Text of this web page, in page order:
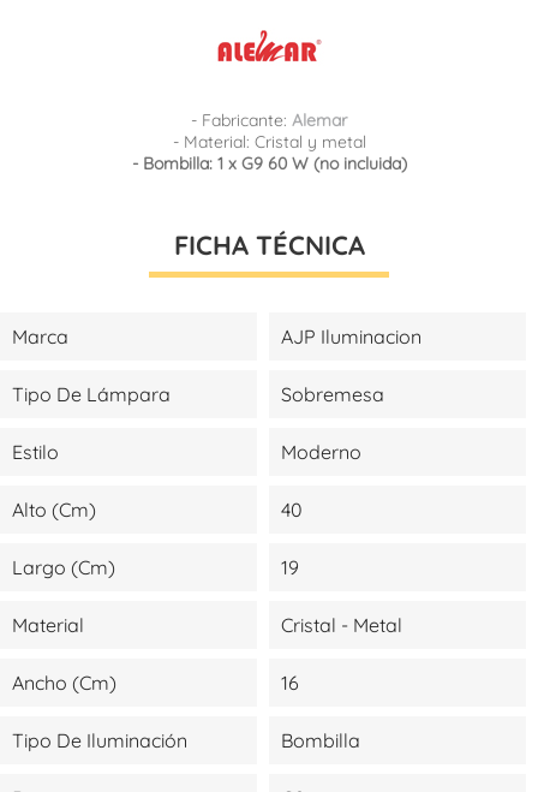
- Fabricante: Alemar
- Material: Cristal y metal
- Bombilla: 1 x G9 60 W (no incluida)
FICHA TÉCNICA
Marca AJP Iluminacion
Tipo De Lámpara Sobremesa
Estilo Moderno
Alto (cm) 40
Largo (cm) 19
Material Cristal - Metal
Ancho (cm) 16
Tipo De Iluminación Bombilla